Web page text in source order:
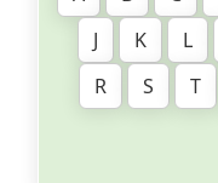
J
K L
R
S T